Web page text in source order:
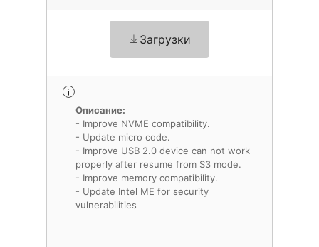
Загрузки
Описание:
- Improve NVME compatibility.
- Update micro code.
- Improve USB 2.0 device can not work
properly after resume from S3 mode.
- Improve memory compatibility.
- Update Intel ME for security
vulnerabilities